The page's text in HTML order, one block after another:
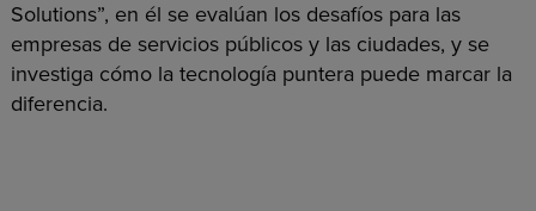
Solutions”, en él se evalúan los desafíos para las
empresas de servicios públicos y las ciudades, y se
investiga cómo la tecnología puntera puede marcar la
diferencia.